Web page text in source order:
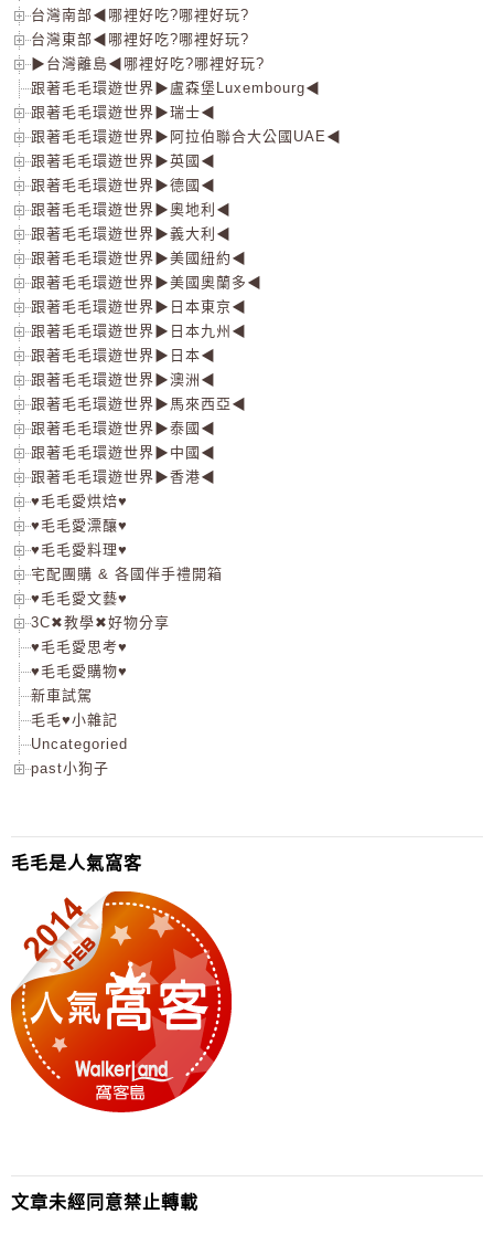
台灣南部◀哪裡好吃?哪裡好玩?
台灣東部◀哪裡好吃?哪裡好玩?
▶台灣離島◀哪裡好吃?哪裡好玩?
跟著毛毛環遊世界▶盧森堡Luxembourg◀
跟著毛毛環遊世界▶瑞士◀
跟著毛毛環遊世界▶阿拉伯聯合大公國UAE◀
跟著毛毛環遊世界▶英國◀
跟著毛毛環遊世界▶德國◀
跟著毛毛環遊世界▶奧地利◀
跟著毛毛環遊世界▶義大利◀
跟著毛毛環遊世界▶美國紐約◀
跟著毛毛環遊世界▶美國奧蘭多◀
跟著毛毛環遊世界▶日本東京◀
跟著毛毛環遊世界▶日本九州◀
跟著毛毛環遊世界▶日本◀
跟著毛毛環遊世界▶澳洲◀
跟著毛毛環遊世界▶馬來西亞◀
跟著毛毛環遊世界▶泰國◀
跟著毛毛環遊世界▶中國◀
跟著毛毛環遊世界▶香港◀
♥毛毛愛烘焙♥
♥毛毛愛漂釀♥
♥毛毛愛料理♥
宅配團購 & 各國伴手禮開箱
♥毛毛愛文藝♥
3C✖教學✖好物分享
♥毛毛愛思考♥
♥毛毛愛購物♥
新車試駕
毛毛♥小雜記
Uncategoried
past小狗子
毛毛是人氣窩客
文章未經同意禁止轉載